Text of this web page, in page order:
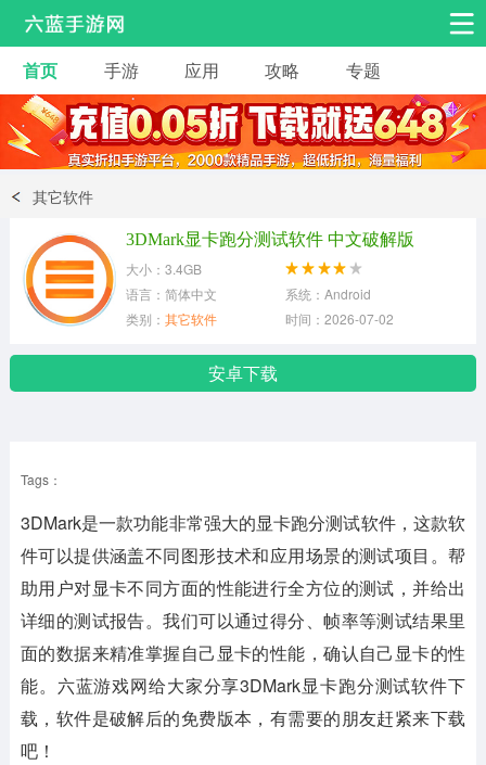
安卓手游 手游工具
热门手游 角色扮演 益智休闲
动作射击
冒险解谜
首页 手游 应用 攻略 专题
其它软件
3DMark显卡跑分测试软件 中文破解版
大小：3.4GB
语言：简体中文
系统：Android
类别： 其它软件 时间：2026-07-02
安卓下载
Tags：
3DMark是一款功能非常强大的显卡跑分测试软件，这款软
件可以提供涵盖不同图形技术和应用场景的测试项目。帮
助用户对显卡不同方面的性能进行全方位的测试，并给出
详细的测试报告。我们可以通过得分、帧率等测试结果里
面的数据来精准掌握自己显卡的性能，确认自己显卡的性
能。六蓝游戏网给大家分享3DMark显卡跑分测试软件下
载，软件是破解后的免费版本，有需要的朋友赶紧来下载
吧！